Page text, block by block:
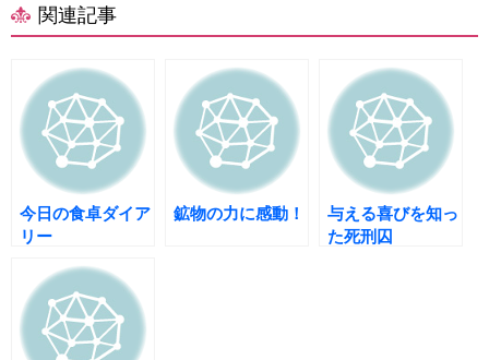
関連記事
今日の食卓ダイア
リー
鉱物の力に感動！
与える喜びを知っ
た死刑囚